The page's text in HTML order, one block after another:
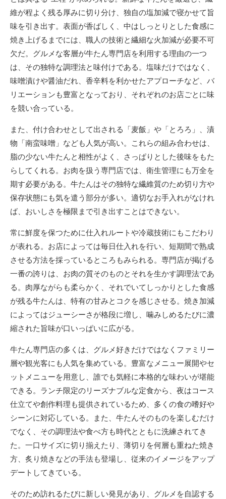
維が程よく残る厚みに切り分け、独自の塩加減で寝かせて旨
味を引き出す。表面が香ばしく、中はしっとりとした食感に
焼き上げるまでには、職人の技術と繊細な火加減が必要不可
欠だ。グルメな客層が牛たん専門店を利用する理由の一つ
は、その独特な調理法と味付けである。塩味だけではなく、
味噌漬けや醤油だれ、香辛料を利かせたアプローチなど、バ
リエーションも豊富となっており、それぞれのお店ごとに味
を競い合っている。
また、付け合わせとして出される「麦飯」や「とろろ」、漬
物「南蛮味噌」なども人気が高い。これらの組み合わせは、
脂の少ない牛たんと相性がよく、さっぱりとした後味をもた
らしてくれる。お肉を扱う専門店では、衛生管理にも万全を
期す必要がある。牛たんはその独特な繊維質のため切り方や
保存状態にも気を遣う部分が多い。適切なお手入れがなけれ
ば、おいしさを極限まで引き出すことはできない。
常に鮮度を保つために仕入れルートや冷蔵技術にもこだわり
が表れる。お店によっては毎日仕入れを行い、短期間で熟成
させる方法を採っているところもみられる。専門店が掲げる
一番の誇りは、お肉の質そのものとそれを生かす調理法であ
る。肉厚ながらも柔らかく、それでいてしっかりとした食感
が残る牛たんは、特有の甘みとコクを感じさせる。焼き加減
によってはジューシーさが格段に増し、噛みしめるたびに濃
縮された旨味が口いっぱいに広がる。
牛たん専門店の多くは、グルメ好きだけではなくファミリー
層や観光客にも人気を集めている。豊富なメニュー展開やセ
ットメニューを用意し、誰でも気軽に本格的な味わいが堪能
できる。ランチ限定のリーズナブルな定食から、夜はコース
仕立てや創作料理も提供されているため、多くの食の嗜好や
シーンに対応している。また、牛たんそのものを楽しむだけ
でなく、その調理法や食べ方も時代とともに洗練されてき
た。一口サイズに切り揃えたり、薄切りを何層も重ねた焼き
方、炙り焼きなどの手法も登場し、従来のイメージをアップ
デートしてきている。
そのため訪れるたびに新しい発見があり、グルメを自認する